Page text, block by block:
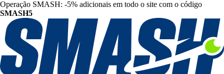
Operação SMASH: -5% adicionais em todo o site com o código
SMASH5